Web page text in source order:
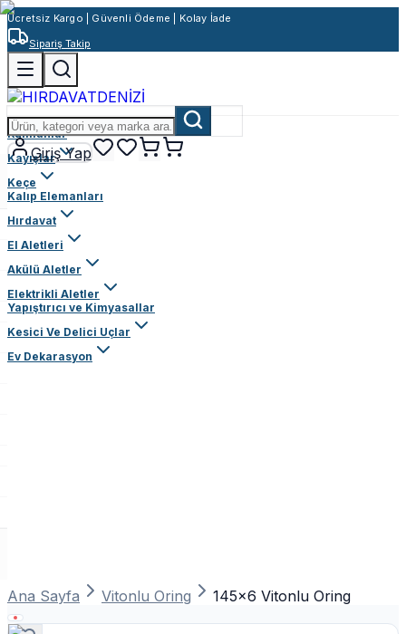
Ücretsiz Kargo | Güvenli Ödeme | Kolay İade
Sipariş Takip
Giriş Yap
Rulmanlar
Kayışlar
Keçe
Kalıp Elemanları
Hırdavat
El Aletleri
Akülü Aletler
Elektrikli Aletler
Yapıştırıcı ve Kimyasallar
Kesici Ve Delici Uçlar
Ev Dekarasyon
Ana Sayfa Vitonlu Oring 145x6 Vitonlu Oring